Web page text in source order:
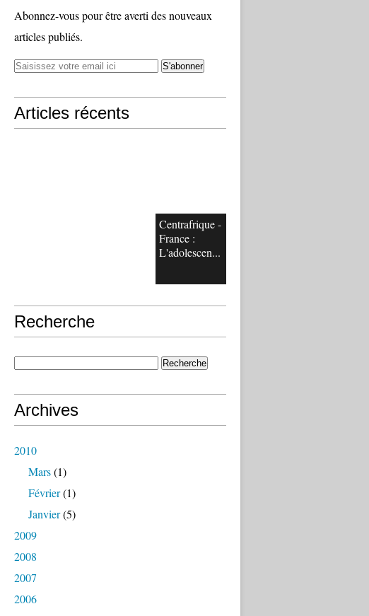
Abonnez-vous pour être averti des nouveaux
articles publiés.
Articles récents
Centrafrique -
France :
L'adolescen...
Recherche
Archives
2010
Mars(1)
Février(1)
Janvier(5)
2009
2008
2007
2006